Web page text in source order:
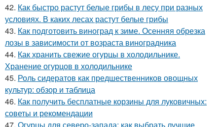
42. Как быстро растут белые грибы в лесу при разных
условиях. В каких лесах растут белые грибы
43. Как подготовить виноград к зиме. Осенняя обрезка
лозы в зависимости от возраста виноградника
44. Как хранить свежие огурцы в холодильнике.
Хранение огурцов в холодильнике
45. Роль сидератов как предшественников овощных
культур: обзор и таблица
46. Как получить бесплатные корзины для луковичных:
советы и рекомендации
47. Огурцы для северо-запада: как выбрать лучшие